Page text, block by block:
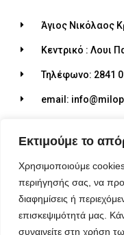
Εκτιμούμε το
Χρησιμοποιούμε
περιήγησής σας, να
διαφημίσεις ή
επισκεψιμότητά μας.
συναινείτε στη χρήση
Άγιος Νικόλαος
Κεντρικό : Λουι
Τηλέφωνο: 2841
email:
© 2026